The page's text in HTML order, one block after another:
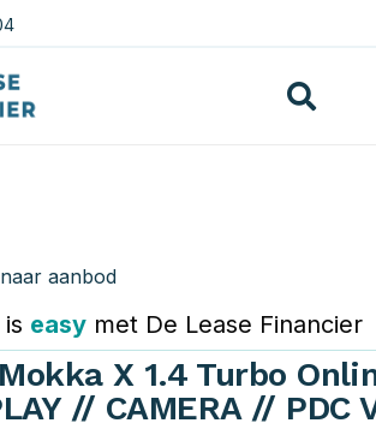
aanbod
easy met De Lease Financier
X 1.4 Turbo
// CAMERA // PDC